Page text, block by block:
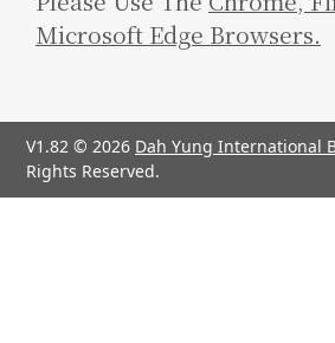
Microsoft Edge Browsers.
V1.82 © 2026 Dah Yung International
Rights Reserved.